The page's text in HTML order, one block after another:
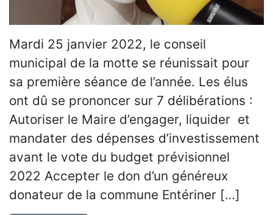
Mardi 25 janvier 2022, le conseil
municipal de la motte se réunissait pour
sa première séance de l’année. Les élus
ont dû se prononcer sur 7 délibérations :
Autoriser le Maire d’engager, liquider et
mandater des dépenses d’investissement
avant le vote du budget prévisionnel
2022 Accepter le don d’un généreux
donateur de la commune Entériner […]